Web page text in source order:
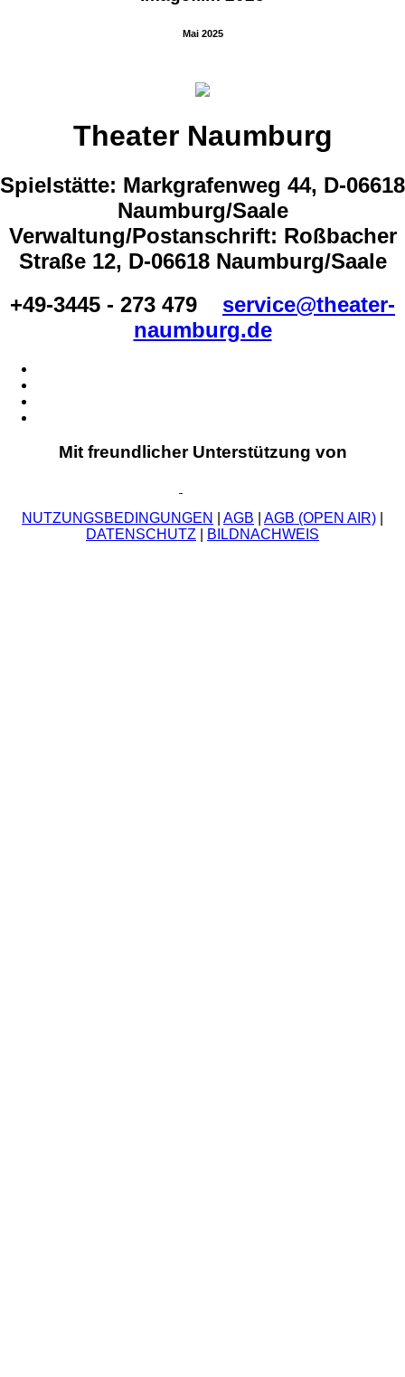
Mai 2025
Theater Naumburg
Spielstätte: Markgrafenweg 44, D-06618
Naumburg/Saale
Verwaltung/Postanschrift: Roßbacher
Straße 12, D-06618 Naumburg/Saale
+49-3445 - 273 479
service@theater-
naumburg.de
Mit freundlicher Unterstützung von
NUTZUNGSBEDINGUNGEN AGB AGB (OPEN AIR)
DATENSCHUTZ
BILDNACHWEIS